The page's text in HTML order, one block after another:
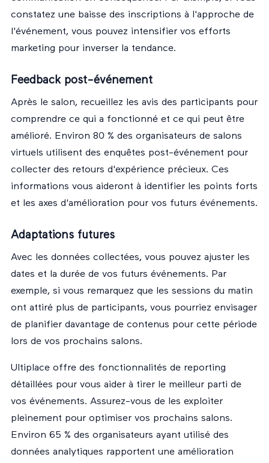
constatez une baisse des inscriptions à l'approche de
l'événement, vous pouvez intensifier vos efforts
marketing pour inverser la tendance.
Feedback post-événement
Après le salon, recueillez les avis des participants pour
comprendre ce qui a fonctionné et ce qui peut être
amélioré. Environ 80 % des organisateurs de salons
virtuels utilisent des enquêtes post-événement pour
collecter des retours d'expérience précieux. Ces
informations vous aideront à identifier les points forts
et les axes d'amélioration pour vos futurs événements.
Adaptations futures
Avec les données collectées, vous pouvez ajuster les
dates et la durée de vos futurs événements. Par
exemple, si vous remarquez que les sessions du matin
ont attiré plus de participants, vous pourriez envisager
de planifier davantage de contenus pour cette période
lors de vos prochains salons.
Ultiplace offre des fonctionnalités de reporting
détaillées pour vous aider à tirer le meilleur parti de
vos événements. Assurez-vous de les exploiter
pleinement pour optimiser vos prochains salons.
Environ 65 % des organisateurs ayant utilisé des
données analytiques rapportent une amélioration